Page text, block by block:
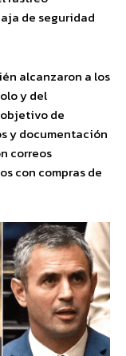
de seguridad
alcanzaron a los
y del
de
y documentación
correos
con compras de